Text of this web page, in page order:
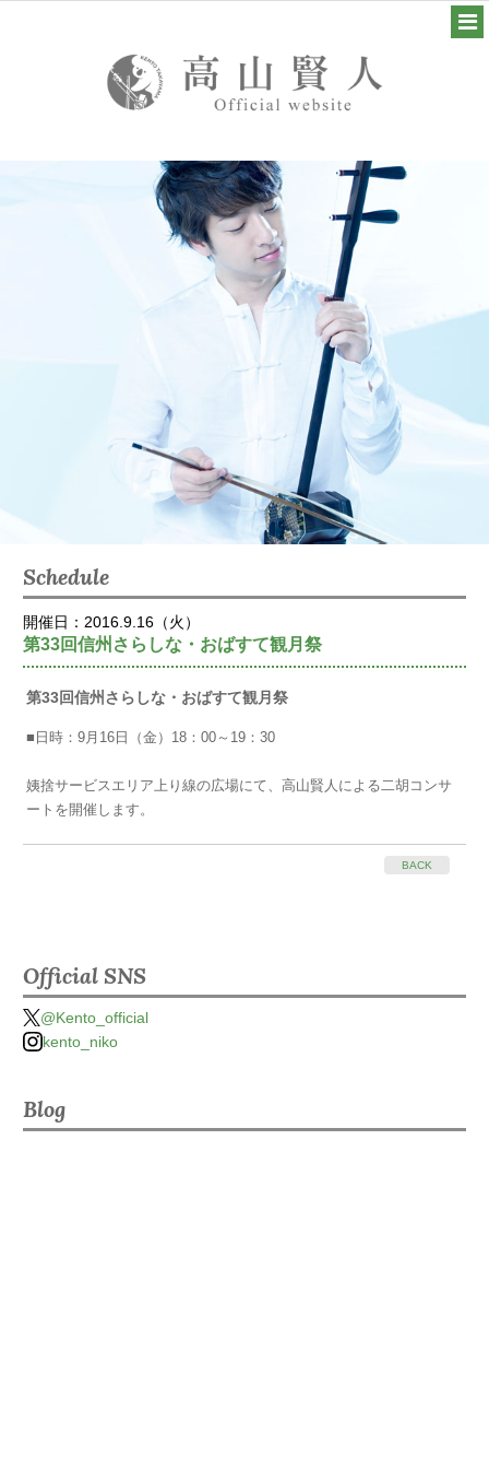
Schedule
開催日：2016.9.16（火）
第33回信州さらしな・おばすて観月祭
第33回信州さらしな・おばすて観月祭
■日時：9月16日（金）18：00～19：30
姨捨サービスエリア上り線の広場にて、高山賢人による二胡コンサ
ートを開催します。
BACK
Official SNS
@Kento_official
kento_niko
Blog